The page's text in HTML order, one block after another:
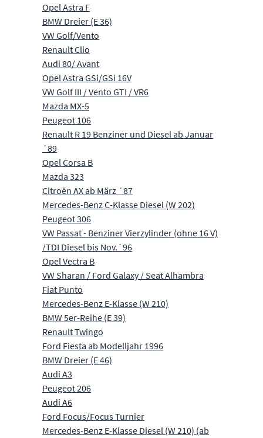
Opel Astra F
BMW Dreier (E 36)
VW Golf/Vento
Renault Clio
Audi 80/ Avant
Opel Astra GSi/GSi 16V
VW Golf III / Vento GTI / VR6
Mazda MX-5
Peugeot 106
Renault R 19 Benziner und Diesel ab Januar
´89
Opel Corsa B
Mazda 323
Citroën AX ab März ´87
Mercedes-Benz C-Klasse Diesel (W 202)
Peugeot 306
VW Passat - Benziner Vierzylinder (ohne 16 V)
/TDI Diesel bis Nov.´96
Opel Vectra B
VW Sharan / Ford Galaxy / Seat Alhambra
Fiat Punto
Mercedes-Benz E-Klasse (W 210)
BMW 5er-Reihe (E 39)
Renault Twingo
Ford Fiesta ab Modelljahr 1996
BMW Dreier (E 46)
Audi A3
Peugeot 206
Audi A6
Ford Focus/Focus Turnier
Mercedes-Benz E-Klasse Diesel (W 210) (ab